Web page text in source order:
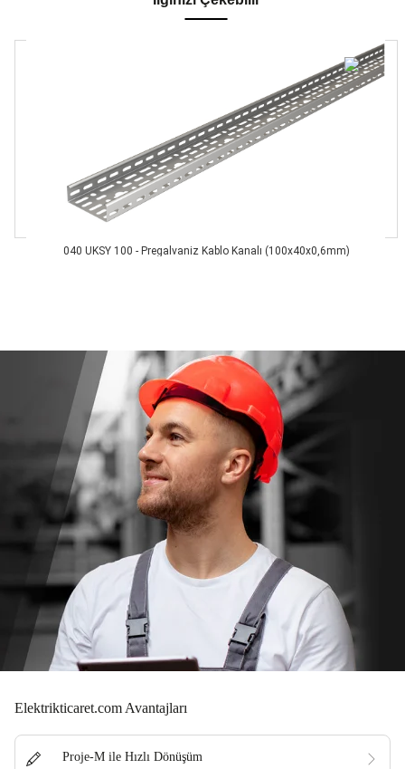
040 UKSY 100 - Pregalvaniz Kablo Kanalı (100x40x0,6mm)
Elektrikticaret.com Avantajları
Proje-M ile Hızlı Dönüşüm